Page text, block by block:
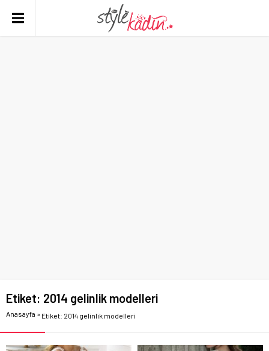
Etiket: 2014 gelinlik modelleri
Anasayfa » Etiket: 2014 gelinlik modelleri